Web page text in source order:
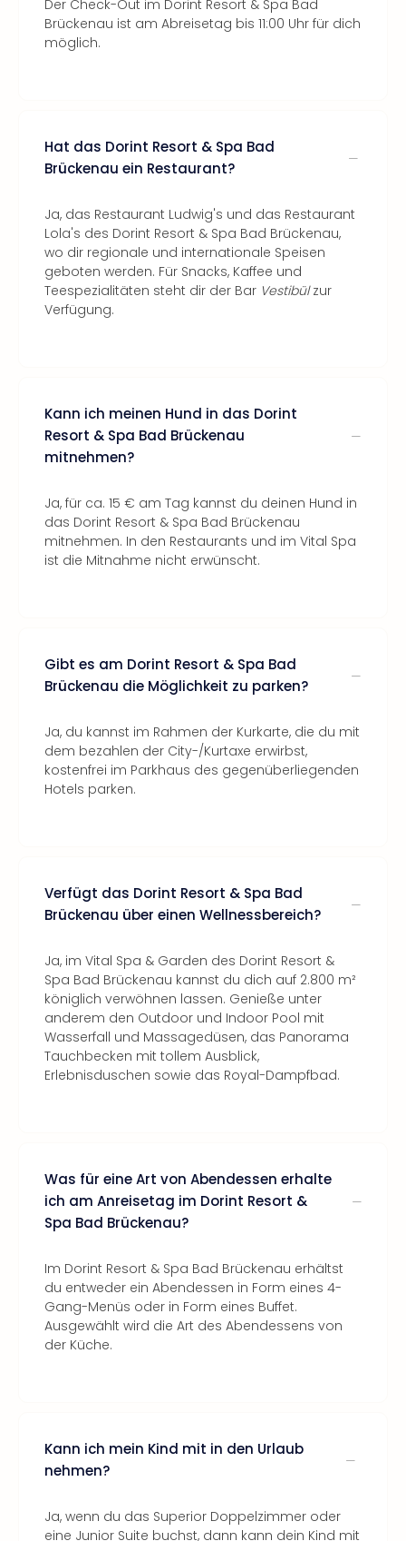
Der Check-Out im Dorint Resort & Spa Bad
Brückenau ist am Abreisetag bis 11:00 Uhr für dich
möglich.
Hat das Dorint Resort & Spa Bad
Brückenau ein Restaurant?
Ja, das Restaurant Ludwig's und das Restaurant
Lola's des Dorint Resort & Spa Bad Brückenau,
wo dir regionale und internationale Speisen
geboten werden. Für Snacks, Kaffee und
Teespezialitäten steht dir der Bar Vestibülzur
Verfügung.
Kann ich meinen Hund in das Dorint
Resort & Spa Bad Brückenau
mitnehmen?
Ja, für ca. 15 € am Tag kannst du deinen Hund in
das Dorint Resort & Spa Bad Brückenau
mitnehmen. In den Restaurants und im Vital Spa
ist die Mitnahme nicht erwünscht.
Gibt es am Dorint Resort & Spa Bad
Brückenau die Möglichkeit zu parken?
Ja, du kannst im Rahmen der Kurkarte, die du mit
dem bezahlen der City-/Kurtaxe erwirbst,
kostenfrei im Parkhaus des gegenüberliegenden
Hotels parken.
Verfügt das Dorint Resort & Spa Bad
Brückenau über einen Wellnessbereich?
Ja, im Vital Spa & Garden des Dorint Resort &
Spa Bad Brückenau kannst du dich auf 2.800 m²
königlich verwöhnen lassen. Genieße unter
anderem den Outdoor und Indoor Pool mit
Wasserfall und Massagedüsen, das Panorama
Tauchbecken mit tollem Ausblick,
Erlebnisduschen sowie das Royal-Dampfbad.
Was für eine Art von Abendessen erhalte
ich am Anreisetag im Dorint Resort &
Spa Bad Brückenau?
Im Dorint Resort & Spa Bad Brückenau erhältst
du entweder ein Abendessen in Form eines 4-
Gang-Menüs oder in Form eines Buffet.
Ausgewählt wird die Art des Abendessens von
der Küche.
Kann ich mein Kind mit in den Urlaub
nehmen?
Ja, wenn du das Superior Doppelzimmer oder
eine Junior Suite buchst, dann kann dein Kind mit